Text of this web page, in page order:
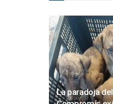
La paradoja